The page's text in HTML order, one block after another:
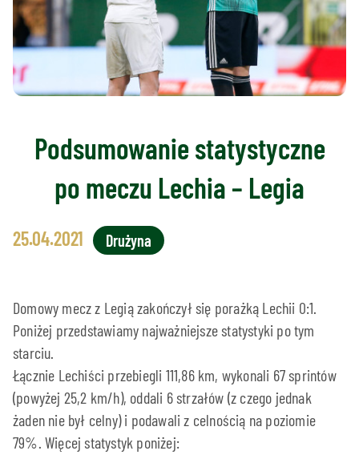
Podsumowanie statystyczne
po meczu Lechia – Legia
25.04.2021 Drużyna
Domowy mecz z Legią zakończył się porażką Lechii 0:1.
Poniżej przedstawiamy najważniejsze statystyki po tym
starciu.
Łącznie Lechiści przebiegli 111,86 km, wykonali 67 sprintów
(powyżej 25,2 km/h), oddali 6 strzałów (z czego jednak
żaden nie był celny) i podawali z celnością na poziomie
79%. Więcej statystyk poniżej: